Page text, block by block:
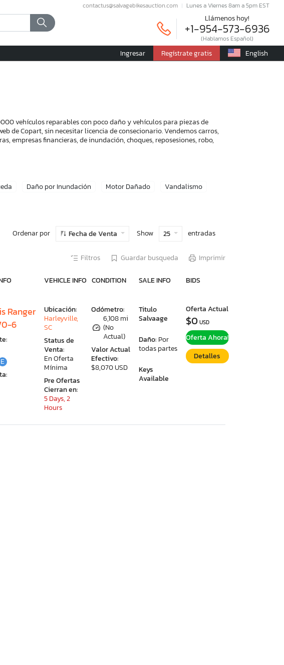
contactus@salvagebikesauction.com Lunes a Viernes 8am a 5pm EST
Llámenos hoy!
+1-954-573-6936
(Hablamos Español)
Ingresar Regístrate gratis English
vehículos reparables con poco daño y vehículos para piezas de
de Copart, sin necesitar licencia de consecionario. Vendemos carros,
empresas financieras, de inundación, choques, reposesiones, robo,
Daño por Inundación Motor Dañado
Vandalismo
Ordenar por Fecha de Venta Show 25 entradas
Filtros Guardar busqueda Imprimir
VEHICLE INFO CONDITION SALE INFO BIDS
Ranger
6
E
Odómetro:
6,108 mi
(No
Actual)
Valor Actual
Efectivo:
$8,070 USD
Titulo
Salvaage
Daño: Por
todas partes
Keys
Available
Ubicación:
Harleyville,
SC
Status de
Venta:
En Oferta
Mínima
Pre Ofertas
Cierran en:
5 Days, 2
Hours
Oferta Actual
$0USD
Oferta Ahora!
Detalles